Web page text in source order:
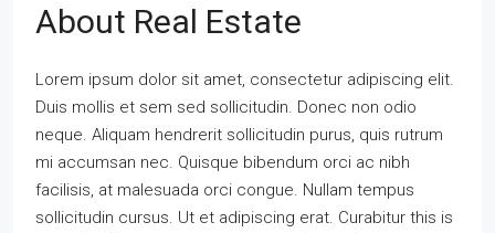
About Real Estate
Lorem ipsum dolor sit amet, consectetur adipiscing elit.
Duis mollis et sem sed sollicitudin. Donec non odio
neque. Aliquam hendrerit sollicitudin purus, quis rutrum
mi accumsan nec. Quisque bibendum orci ac nibh
facilisis, at malesuada orci congue. Nullam tempus
sollicitudin cursus. Ut et adipiscing erat. Curabitur this is